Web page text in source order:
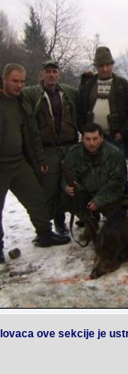
ove sekcije je